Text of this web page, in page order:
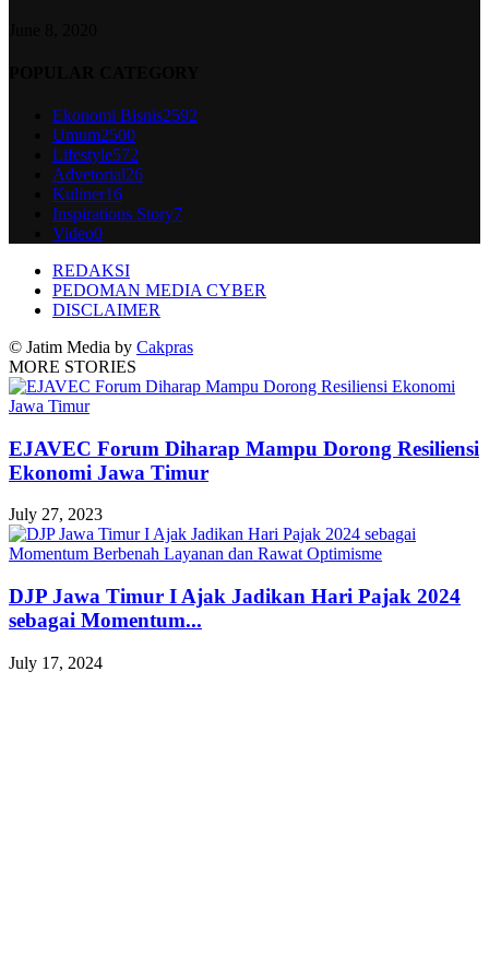
Ekonomi Bisnis2592
Umum2500
Lifestyle572
Advetorial26
Kuliner16
Inspirations Story7
Video0
REDAKSI
PEDOMAN MEDIA CYBER
DISCLAIMER
© Jatim Media by Cakpras
MORE STORIES
EJAVEC Forum Diharap Mampu Dorong Resiliensi
Ekonomi Jawa Timur
July 27, 2023
DJP Jawa Timur I Ajak Jadikan Hari Pajak 2024
sebagai Momentum...
July 17, 2024